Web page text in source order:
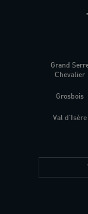
Grand
Chevalier
Grosbois
Val d'Isère